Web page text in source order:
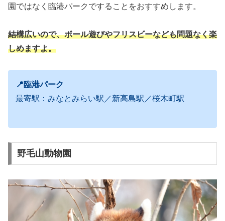
園ではなく臨港パークですることをおすすめします。
結構広いので、ボール遊びやフリスビーなども問題なく楽
しめますよ。
📍臨港パーク
最寄駅：みなとみらい駅／新高島駅／桜木町駅
野毛山動物園